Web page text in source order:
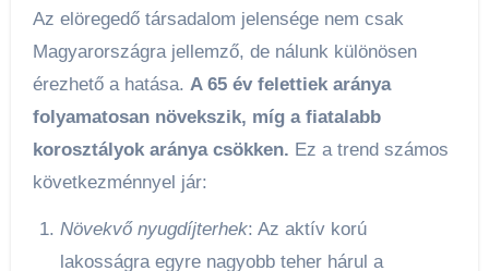
Az elöregedő társadalom jelensége nem csak
Magyarországra jellemző, de nálunk különösen
érezhető a hatása. A 65 év felettiek aránya
folyamatosan növekszik, míg a fiatalabb
korosztályok aránya csökken. Ez a trend számos
következménnyel jár:
Növekvő nyugdíjterhek: Az aktív korú
lakosságra egyre nagyobb teher hárul a